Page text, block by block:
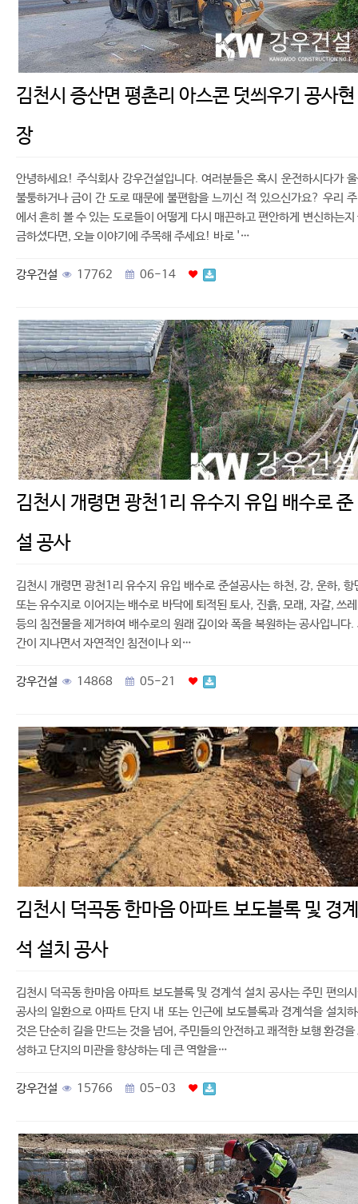
김천시 증산면 평촌리 아스콘 덧씌우기 공사현
장
안녕하세요! 주식회사 강우건설입니다. 여러분들은 혹시 운전하시다가
불퉁하거나 금이 간 도로 때문에 불편함을 느끼신 적 있으신가요? 우리
에서 흔히 볼 수 있는 도로들이 어떻게 다시 매끈하고 편안하게 변신하는지
금하셨다면, 오늘 이야기에 주목해 주세요! 바로 '…
강우건설 17762 06-14
김천시 개령면 광천1리 유수지 유입 배수로 준
설 공사
김천시 개령면 광천1리 유수지 유입 배수로 준설공사는 하천, 강, 운하, 항
또는 유수지로 이어지는 배수로 바닥에 퇴적된 토사, 진흙, 모래, 자갈, 쓰
등의 침전물을 제거하여 배수로의 원래 깊이와 폭을 복원하는 공사입니다.
간이 지나면서 자연적인 침전이나 외…
강우건설 14868 05-21
김천시 덕곡동 한마음 아파트 보도블록 및 경계
석 설치 공사
김천시 덕곡동 한마음 아파트 보도블록 및 경계석 설치 공사는 주민 편의
공사의 일환으로 아파트 단지 내 또는 인근에 보도블록과 경계석을 설치
것은 단순히 길을 만드는 것을 넘어, 주민들의 안전하고 쾌적한 보행 환경을
성하고 단지의 미관을 향상하는 데 큰 역할을…
강우건설 15766 05-03